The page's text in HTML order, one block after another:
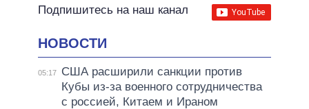
Подпишитесь на наш канал
НОВОСТИ
05:17
США расширили санкции против
Кубы из-за военного сотрудничества
с россией, Китаем и Ираном